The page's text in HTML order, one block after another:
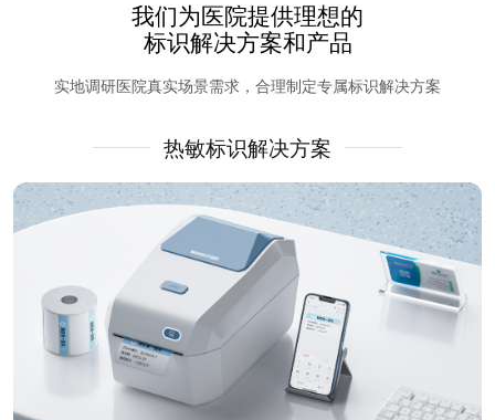
我们为医院提供理想的
标识解决方案和产品
实地调研医院真实场景需求，合理制定专属标识解决方案
热敏标识解决方案